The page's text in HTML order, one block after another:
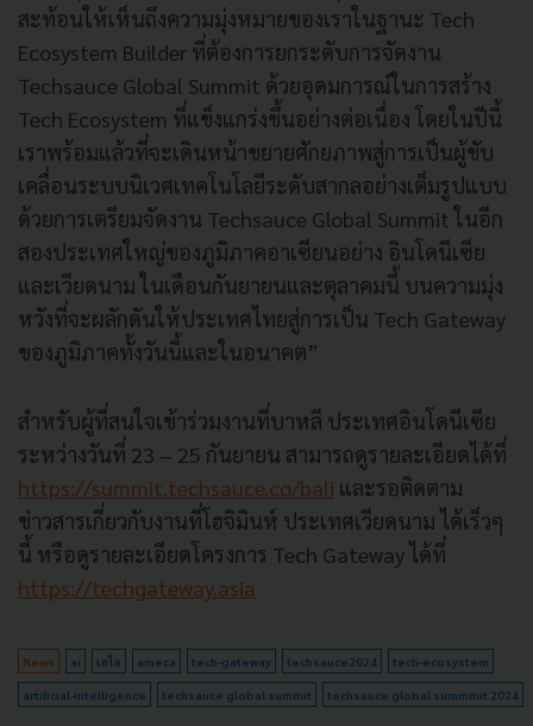
สะท้อนให้เห็นถึงความมุ่งหมายของเราในฐานะ Tech
Ecosystem Builder ที่ต้องการยกระดับการจัดงาน
Techsauce Global Summit ด้วยอุดมการณ์ในการสร้าง
Tech Ecosystem ที่แข็งแกร่งขึ้นอย่างต่อเนื่อง โดยในปีนี้
เราพร้อมแล้วที่จะเดินหน้าขยายศักยภาพสู่การเป็นผู้ขับ
เคลื่อนระบบนิเวศเทคโนโลยีระดับสากลอย่างเต็มรูปแบบ
ด้วยการเตรียมจัดงาน Techsauce Global Summit ในอีก
สองประเทศใหญ่ของภูมิภาคอาเซียนอย่าง อินโดนีเซีย
และเวียดนาม ในเดือนกันยายนและตุลาคมนี้ บนความมุ่ง
หวังที่จะผลักดันให้ประเทศไทยสู่การเป็น Tech Gateway
ของภูมิภาคทั้งวันนี้และในอนาคต”
สำหรับผู้ที่สนใจเข้าร่วมงานที่บาหลี ประเทศอินโดนีเซีย
ระหว่างวันที่ 23 – 25 กันยายน สามารถดูรายละเอียดได้ที่
https://summit.techsauce.co/bali และรอติดตาม
ข่าวสารเกี่ยวกับงานที่โฮจิมินห์ ประเทศเวียดนาม ได้เร็วๆ
นี้ หรือดูรายละเอียดโครงการ Tech Gateway ได้ที่
https://techgateway.asia
News ai เอไอ ameca tech-gateway techsauce2024 tech-ecosystem
artificial-intelligence techsauce global summit techsauce global summmit 2024